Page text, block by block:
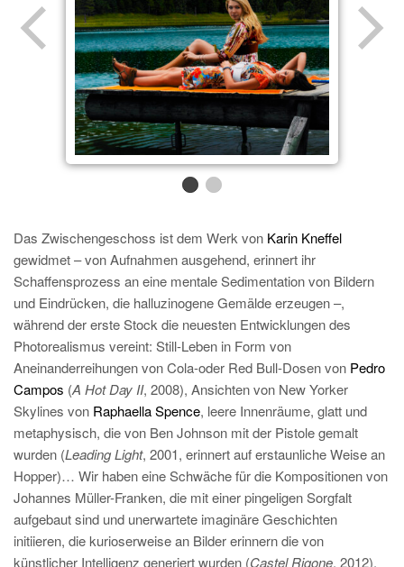
Das Zwischengeschoss ist dem Werk von Karin Kneffel
gewidmet – von Aufnahmen ausgehend, erinnert ihr
Schaffensprozess an eine mentale Sedimentation von Bildern
und Eindrücken, die halluzinogene Gemälde erzeugen –,
während der erste Stock die neuesten Entwicklungen des
Photorealismus vereint: Still-Leben in Form von
Aneinanderreihungen von Cola-oder Red Bull-Dosen von Pedro
Campos (A Hot Day II, 2008), Ansichten von New Yorker
Skylines von Raphaella Spence, leere Innenräume, glatt und
metaphysisch, die von Ben Johnson mit der Pistole gemalt
wurden (Leading Light, 2001, erinnert auf erstaunliche Weise an
Hopper)… Wir haben eine Schwäche für die Kompositionen von
Johannes Müller-Franken, die mit einer pingeligen Sorgfalt
aufgebaut sind und unerwartete imaginäre Geschichten
initiieren, die kurioserweise an Bilder erinnern die von
künstlicher Intelligenz generiert wurden (Castel Rigone, 2012).